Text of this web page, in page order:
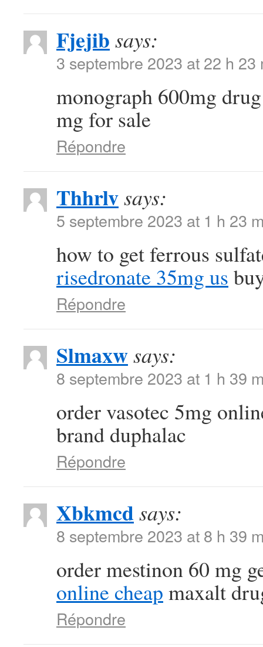
Fjejib says:
3 septembre 2023 at 22 h 23
monograph 600mg
mg for sale
Répondre
Thhrlvsays:
5 septembre 2023 at 1 h 23
how to get ferrous
risedronate 35mg us
Répondre
Slmaxwsays:
8 septembre 2023 at 1 h 39
order vasotec 5mg
brand duphalac
Répondre
Xbkmcdsays:
8 septembre 2023 at 8 h 39
order mestinon 60 mg
online cheap maxalt
Répondre